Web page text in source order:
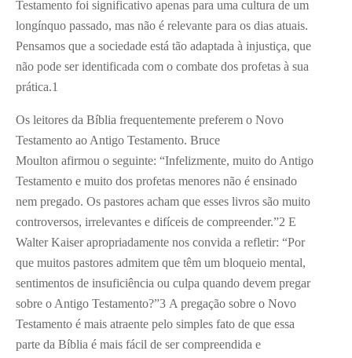
Testamento foi significativo apenas para uma cultura de um
longínquo passado, mas não é relevante para os dias atuais.
Pensamos que a sociedade está tão adaptada à injustiça, que
não pode ser identificada com o combate dos profetas à sua
prática.1
Os leitores da Bíblia frequentemente preferem o Novo
Testamento ao Antigo Testamento. Bruce
Moulton afirmou o seguinte: “Infelizmente, muito do Antigo
Testamento e muito dos profetas menores não é ensinado
nem pregado. Os pastores acham que esses livros são muito
controversos, irrelevantes e difíceis de compreender.”2 E
Walter Kaiser apropriadamente nos convida a refletir: “Por
que muitos pastores admitem que têm um bloqueio mental,
sentimentos de insuficiência ou culpa quando devem pregar
sobre o Antigo Testamento?”3 A pregação sobre o Novo
Testamento é mais atraente pelo simples fato de que essa
parte da Bíblia é mais fácil de ser compreendida e